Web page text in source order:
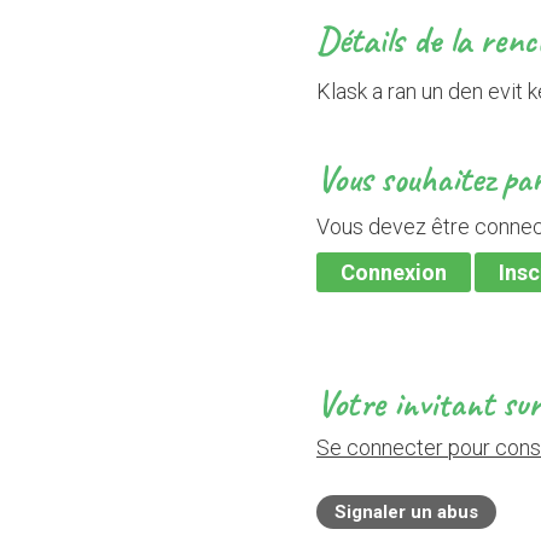
Détails de la
Klask a ran un den evit
Vous souhaitez
Vous devez être
Connexion
Votre invitant
Se connecter pour
Signaler un abus